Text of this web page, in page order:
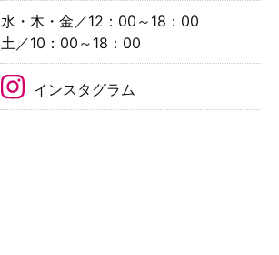
水・木・金／12：00～18：00
土／10：00～18：00
インスタグラム